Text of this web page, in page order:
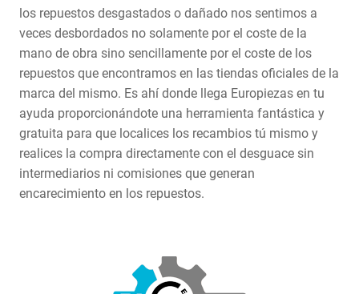
los repuestos desgastados o dañado nos sentimos a
veces desbordados no solamente por el coste de la
mano de obra sino sencillamente por el coste de los
repuestos que encontramos en las tiendas oficiales de la
marca del mismo. Es ahí donde llega Europiezas en tu
ayuda proporcionándote una herramienta fantástica y
gratuita para que localices los recambios tú mismo y
realices la compra directamente con el desguace sin
intermediarios ni comisiones que generan
encarecimiento en los repuestos.